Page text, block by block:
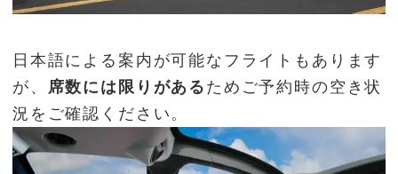
日本語による案内が可能なフライトもあります
が、
席数には限りがある ためご予約時の空き状
況をご確認ください。